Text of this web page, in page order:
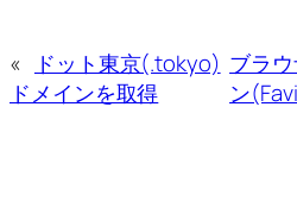
«
ドット東京(.tokyo)
ドメインを取得
ブラ
ン